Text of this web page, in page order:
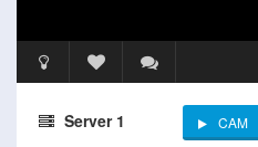
Server 1 CAM